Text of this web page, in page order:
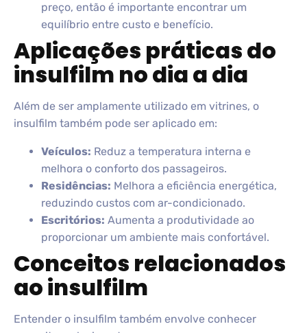
preço, então é importante encontrar um
equilíbrio entre custo e benefício.
Aplicações práticas do
insulfilm no dia a dia
Além de ser amplamente utilizado em vitrines, o
insulfilm também pode ser aplicado em:
Veículos: Reduz a temperatura interna e
melhora o conforto dos passageiros.
Residências: Melhora a eficiência energética,
reduzindo custos com ar-condicionado.
Escritórios: Aumenta a produtividade ao
proporcionar um ambiente mais confortável.
Conceitos relacionados
ao insulfilm
Entender o insulfilm também envolve conhecer